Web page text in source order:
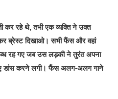
कर रहे थे, तभी एक व्यक्ति ने उक्त
ब्रेस्ट दिखाओ। सभी फैंस और वहां
रह गए जब उस लड़की ने तुरंत अपना
डांस करने लगी। फैंस अलग-अलग गाने